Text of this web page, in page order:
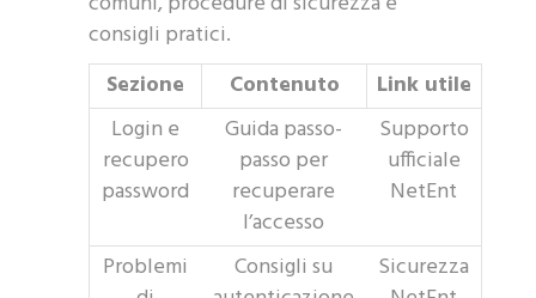
consigli pratici.
Sezione
Contenuto
Link utile
Login e
recupero
password
Guida passo-
passo per
recuperare
l’accesso
Supporto
ufficiale
NetEnt
Problemi
Consigli su
Sicurezza